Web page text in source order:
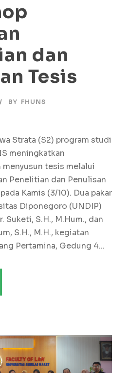
dan
Tesis
BY FHUNS
Strata (S2) program studi
meningkatkan
menyusun tesis melalui
Penelitian dan Penulisan
Kamis (3/10). Dua pakar
Diponegoro (UNDIP)
Suketi, S.H., M.Hum., dan
S.H., M.H., kegiatan
Pertamina, Gedung 4...